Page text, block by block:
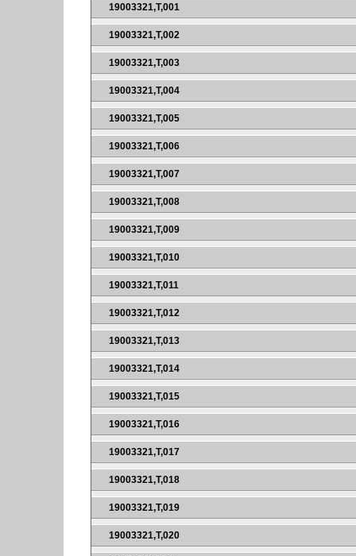
19003321,T,001
19003321,T,002
19003321,T,003
19003321,T,004
19003321,T,005
19003321,T,006
19003321,T,007
19003321,T,008
19003321,T,009
19003321,T,010
19003321,T,011
19003321,T,012
19003321,T,013
19003321,T,014
19003321,T,015
19003321,T,016
19003321,T,017
19003321,T,018
19003321,T,019
19003321,T,020